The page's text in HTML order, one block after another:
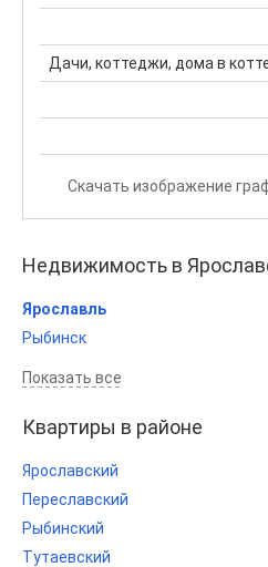
Дачи, коттеджи, дома в
Скачать изображение
Недвижимость в
Ярославль
Рыбинск
Показать все
Квартиры в районе
Ярославский
Переславский
Рыбинский
Тутаевский